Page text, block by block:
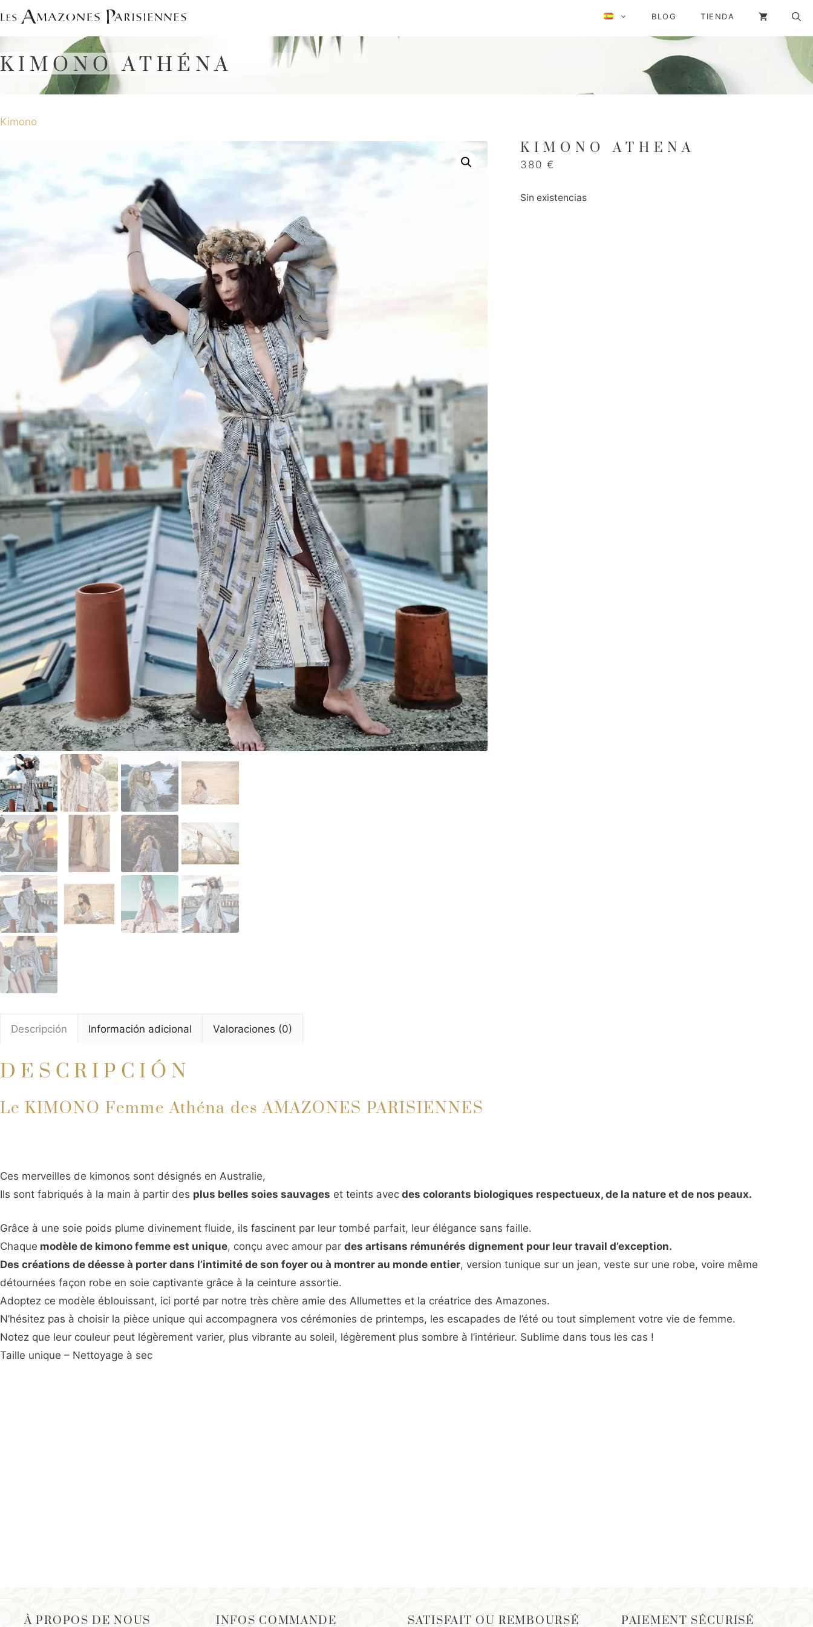
Saltar
BLOG TIENDA
KIMONO ATHÉNA
Kimono
KIMONO ATHÉNA
380€
Sin existencias
Descripción Información adicional Valoraciones (0)
DESCRIPCIÓN
Le KIMONO Femme Athéna des AMAZONES PARISIENNES
Ces merveilles de kimonos sont désignés en Australie,
Ils sont fabriqués à la main à partir des plus belles soies sauvages et teints avec des colorants biologiques respectueux, de la nature et de nos peaux.
Grâce à une soie poids plume divinement fluide, ils fascinent par leur tombé parfait, leur élégance sans faille.
Chaque modèle de kimono femme est unique, conçu avec amour par des artisans rémunérés dignement pour leur travail d’exception.
Des créations de déesse à porter dans l’intimité de son foyer ou à montrer au monde entier, version tunique sur un jean, veste sur une robe, voire même
détournées façon robe en soie captivante grâce à la ceinture assortie.
Adoptez ce modèle éblouissant, ici porté par notre très chère amie des Allumettes et la créatrice des Amazones.
N’hésitez pas à choisir la pièce unique qui accompagnera vos cérémonies de printemps, les escapades de l’été ou tout simplement votre vie de femme.
Notez que leur couleur peut légèrement varier, plus vibrante au soleil, légèrement plus sombre à l’intérieur. Sublime dans tous les cas !
Taille unique – Nettoyage à sec
À PROPOS DE NOUS INFOS COMMANDE SATISFAIT OU REMBOURSÉ PAIEMENT SÉCURISÉ